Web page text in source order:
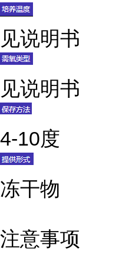
见说明书
见说明书
4-10度
冻干物
注意事项